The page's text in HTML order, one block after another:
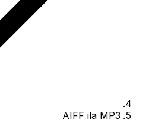
AIFF ila MP3